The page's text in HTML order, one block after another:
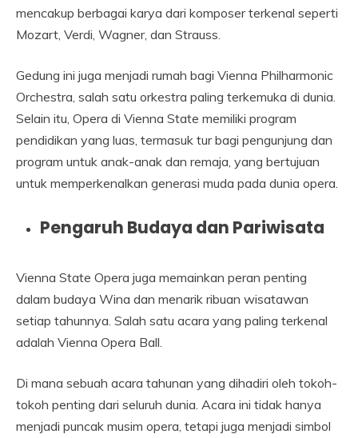
mencakup berbagai karya dari komposer terkenal seperti
Mozart, Verdi, Wagner, dan Strauss.
Gedung ini juga menjadi rumah bagi Vienna Philharmonic
Orchestra, salah satu orkestra paling terkemuka di dunia.
Selain itu, Opera di Vienna State memiliki program
pendidikan yang luas, termasuk tur bagi pengunjung dan
program untuk anak-anak dan remaja, yang bertujuan
untuk memperkenalkan generasi muda pada dunia opera.
Pengaruh Budaya dan Pariwisata
Vienna State Opera juga memainkan peran penting
dalam budaya Wina dan menarik ribuan wisatawan
setiap tahunnya. Salah satu acara yang paling terkenal
adalah Vienna Opera Ball.
Di mana sebuah acara tahunan yang dihadiri oleh tokoh-
tokoh penting dari seluruh dunia. Acara ini tidak hanya
menjadi puncak musim opera, tetapi juga menjadi simbol